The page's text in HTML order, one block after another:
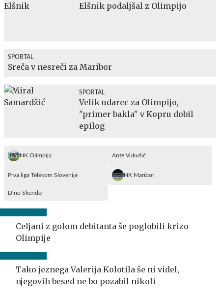
Elšnik podaljšal z Olimpijo
SPORTAL
Sreča v nesreči za Maribor
SPORTAL
Velik udarec za Olimpijo,
"primer bakla" v Kopru dobil
epilog
NK Olimpija Ante Vukušić
Prva liga Telekom Slovenije NK Maribor
Dino Skender
Celjani z golom debitanta še poglobili krizo
Olimpije
Tako jeznega Valerija Kolotila še ni videl,
njegovih besed ne bo pozabil nikoli